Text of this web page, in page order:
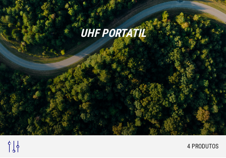
UHF PORTATIL
4PRODUTOS